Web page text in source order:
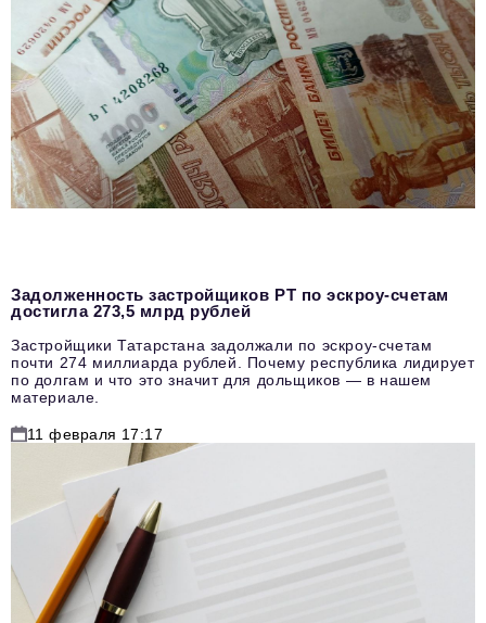
Задолженность застройщиков РТ по эскроу-счетам
достигла 273,5 млрд рублей
Застройщики Татарстана задолжали по эскроу-счетам
почти 274 миллиарда рублей. Почему республика лидирует
по долгам и что это значит для дольщиков — в нашем
материале.
11 февраля 17:17